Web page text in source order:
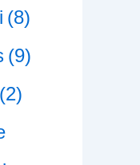
(8)
(9)
(2)